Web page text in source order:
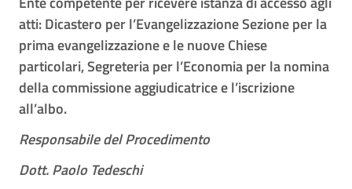
atti: Dicastero per l’Evangelizzazione Sezione per la
prima evangelizzazione e le nuove Chiese
particolari, Segreteria per l’Economia per la nomina
della commissione aggiudicatrice e l’iscrizione
all’albo.
Responsabile del Procedimento
Dott. Paolo Tedeschi